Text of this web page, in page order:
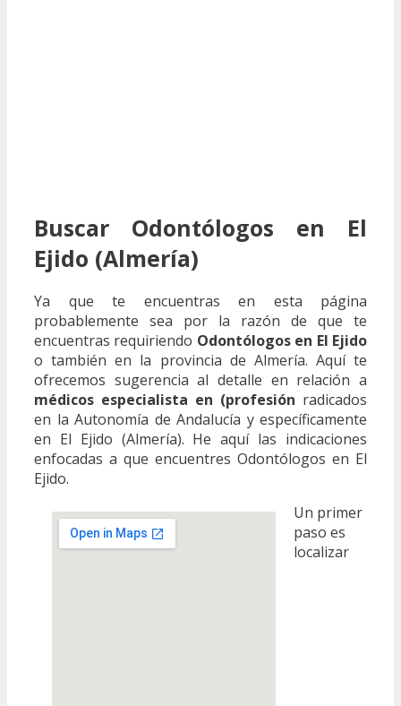
Buscar Odontólogos en El
Ejido (Almería)
Ya que te encuentras en esta página
probablemente sea por la razón de que te
encuentras requiriendo Odontólogos en El Ejido
o también en la provincia de Almería. Aquí te
ofrecemos sugerencia al detalle en relación a
médicos especialista en (profesión radicados
en la Autonomía de Andalucía y específicamente
en El Ejido (Almería). He aquí las indicaciones
enfocadas a que encuentres Odontólogos en El
Ejido.
Un primer
paso es
localizar